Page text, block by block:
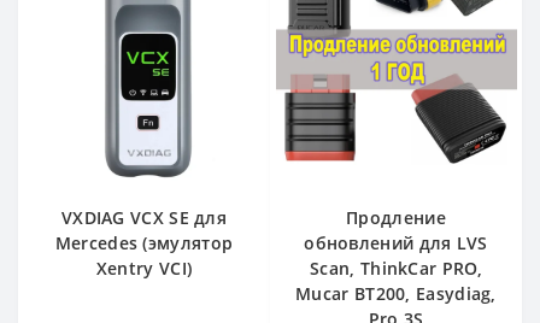
VXDIAG VCX SE для
Mercedes (эмулятор
Xentry VCI)
Продление
обновлений для LVS
Scan, ThinkCar PRO,
Mucar BT200, Easydiag,